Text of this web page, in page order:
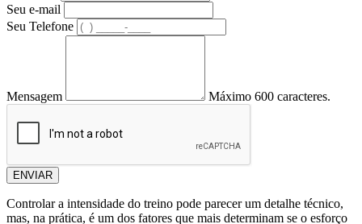
Seu e-mail
Seu Telefone
Mensagem Máximo 600 caracteres.
ENVIAR
Controlar a intensidade do treino pode parecer um detalhe técnico,
mas, na prática, é um dos fatores que mais determinam se o esforço